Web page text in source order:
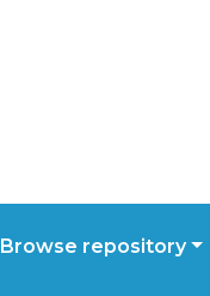
Browse repository